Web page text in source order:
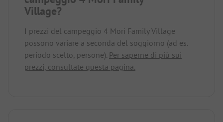
Village?
I prezzi del campeggio 4 Mori Family Village
possono variare a seconda del soggiorno (ad es.
periodo scelto, persone). Per saperne di più sui
prezzi, consultate questa pagina.